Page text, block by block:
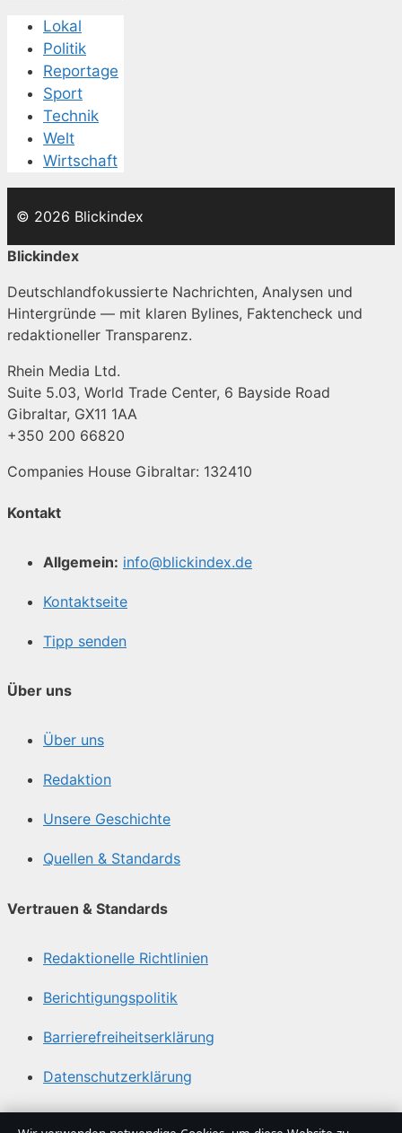
Lokal
Politik
Reportage
Sport
Technik
Welt
Wirtschaft
© 2026 Blickindex
Blickindex
Deutschlandfokussierte Nachrichten, Analysen und
Hintergründe — mit klaren Bylines, Faktencheck und
redaktioneller Transparenz.
Rhein Media Ltd.
Suite 5.03, World Trade Center, 6 Bayside Road
Gibraltar, GX11 1AA
+350 200 66820
Companies House Gibraltar: 132410
Kontakt
Allgemein: info@blickindex.de
Kontaktseite
Tipp senden
Über uns
Über uns
Redaktion
Unsere Geschichte
Quellen & Standards
Vertrauen & Standards
Redaktionelle Richtlinien
Berichtigungspolitik
Barrierefreiheitserklärung
Datenschutzerklärung
Über Blickindex in Kürze